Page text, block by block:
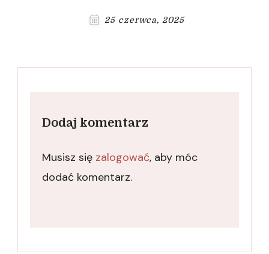
25 czerwca, 2025
Dodaj komentarz
Musisz się zalogować, aby móc
dodać komentarz.